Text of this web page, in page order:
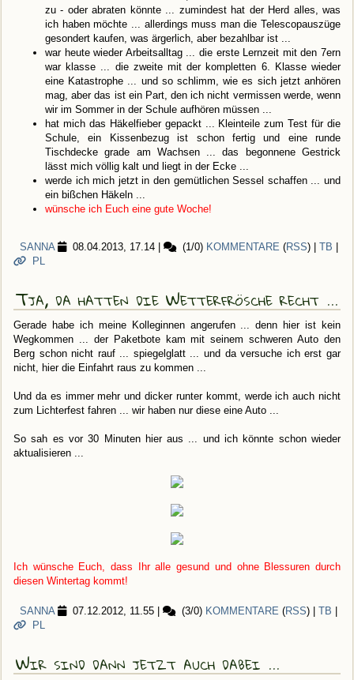
zu - oder abraten könnte ... zumindest hat der Herd alles, was
ich haben möchte ... allerdings muss man die Telescopauszüge
gesondert kaufen, was ärgerlich, aber bezahlbar ist ...
war heute wieder Arbeitsalltag ... die erste Lernzeit mit den 7ern
war klasse ... die zweite mit der kompletten 6. Klasse wieder
eine Katastrophe ... und so schlimm, wie es sich jetzt anhören
mag, aber das ist ein Part, den ich nicht vermissen werde, wenn
wir im Sommer in der Schule aufhören müssen ...
hat mich das Häkelfieber gepackt ... Kleinteile zum Test für die
Schule, ein Kissenbezug ist schon fertig und eine runde
Tischdecke grade am Wachsen ... das begonnene Gestrick
lässt mich völlig kalt und liegt in der Ecke ...
werde ich mich jetzt in den gemütlichen Sessel schaffen ... und
ein bißchen Häkeln ...
wünsche ich Euch eine gute Woche!
SANNA 08.04.2013, 17.14 (1/0) KOMMENTARE (RSS) | TB
PL
Tja, da hatten die Wetterfrösche recht ...
Gerade habe ich meine Kolleginnen angerufen ... denn hier ist kein
Wegkommen ... der Paketbote kam mit seinem schweren Auto den
Berg schon nicht rauf ... spiegelglatt ... und da versuche ich erst gar
nicht, hier die Einfahrt raus zu kommen ...
Und da es immer mehr und dicker runter kommt, werde ich auch nicht
zum Lichterfest fahren ... wir haben nur diese eine Auto ...
So sah es vor 30 Minuten hier aus ... und ich könnte schon wieder
aktualisieren ...
Ich wünsche Euch, dass Ihr alle gesund und ohne Blessuren durch
diesen Wintertag kommt!
SANNA 07.12.2012, 11.55 (3/0) KOMMENTARE (RSS) | TB
PL
Wir sind dann jetzt auch dabei ...